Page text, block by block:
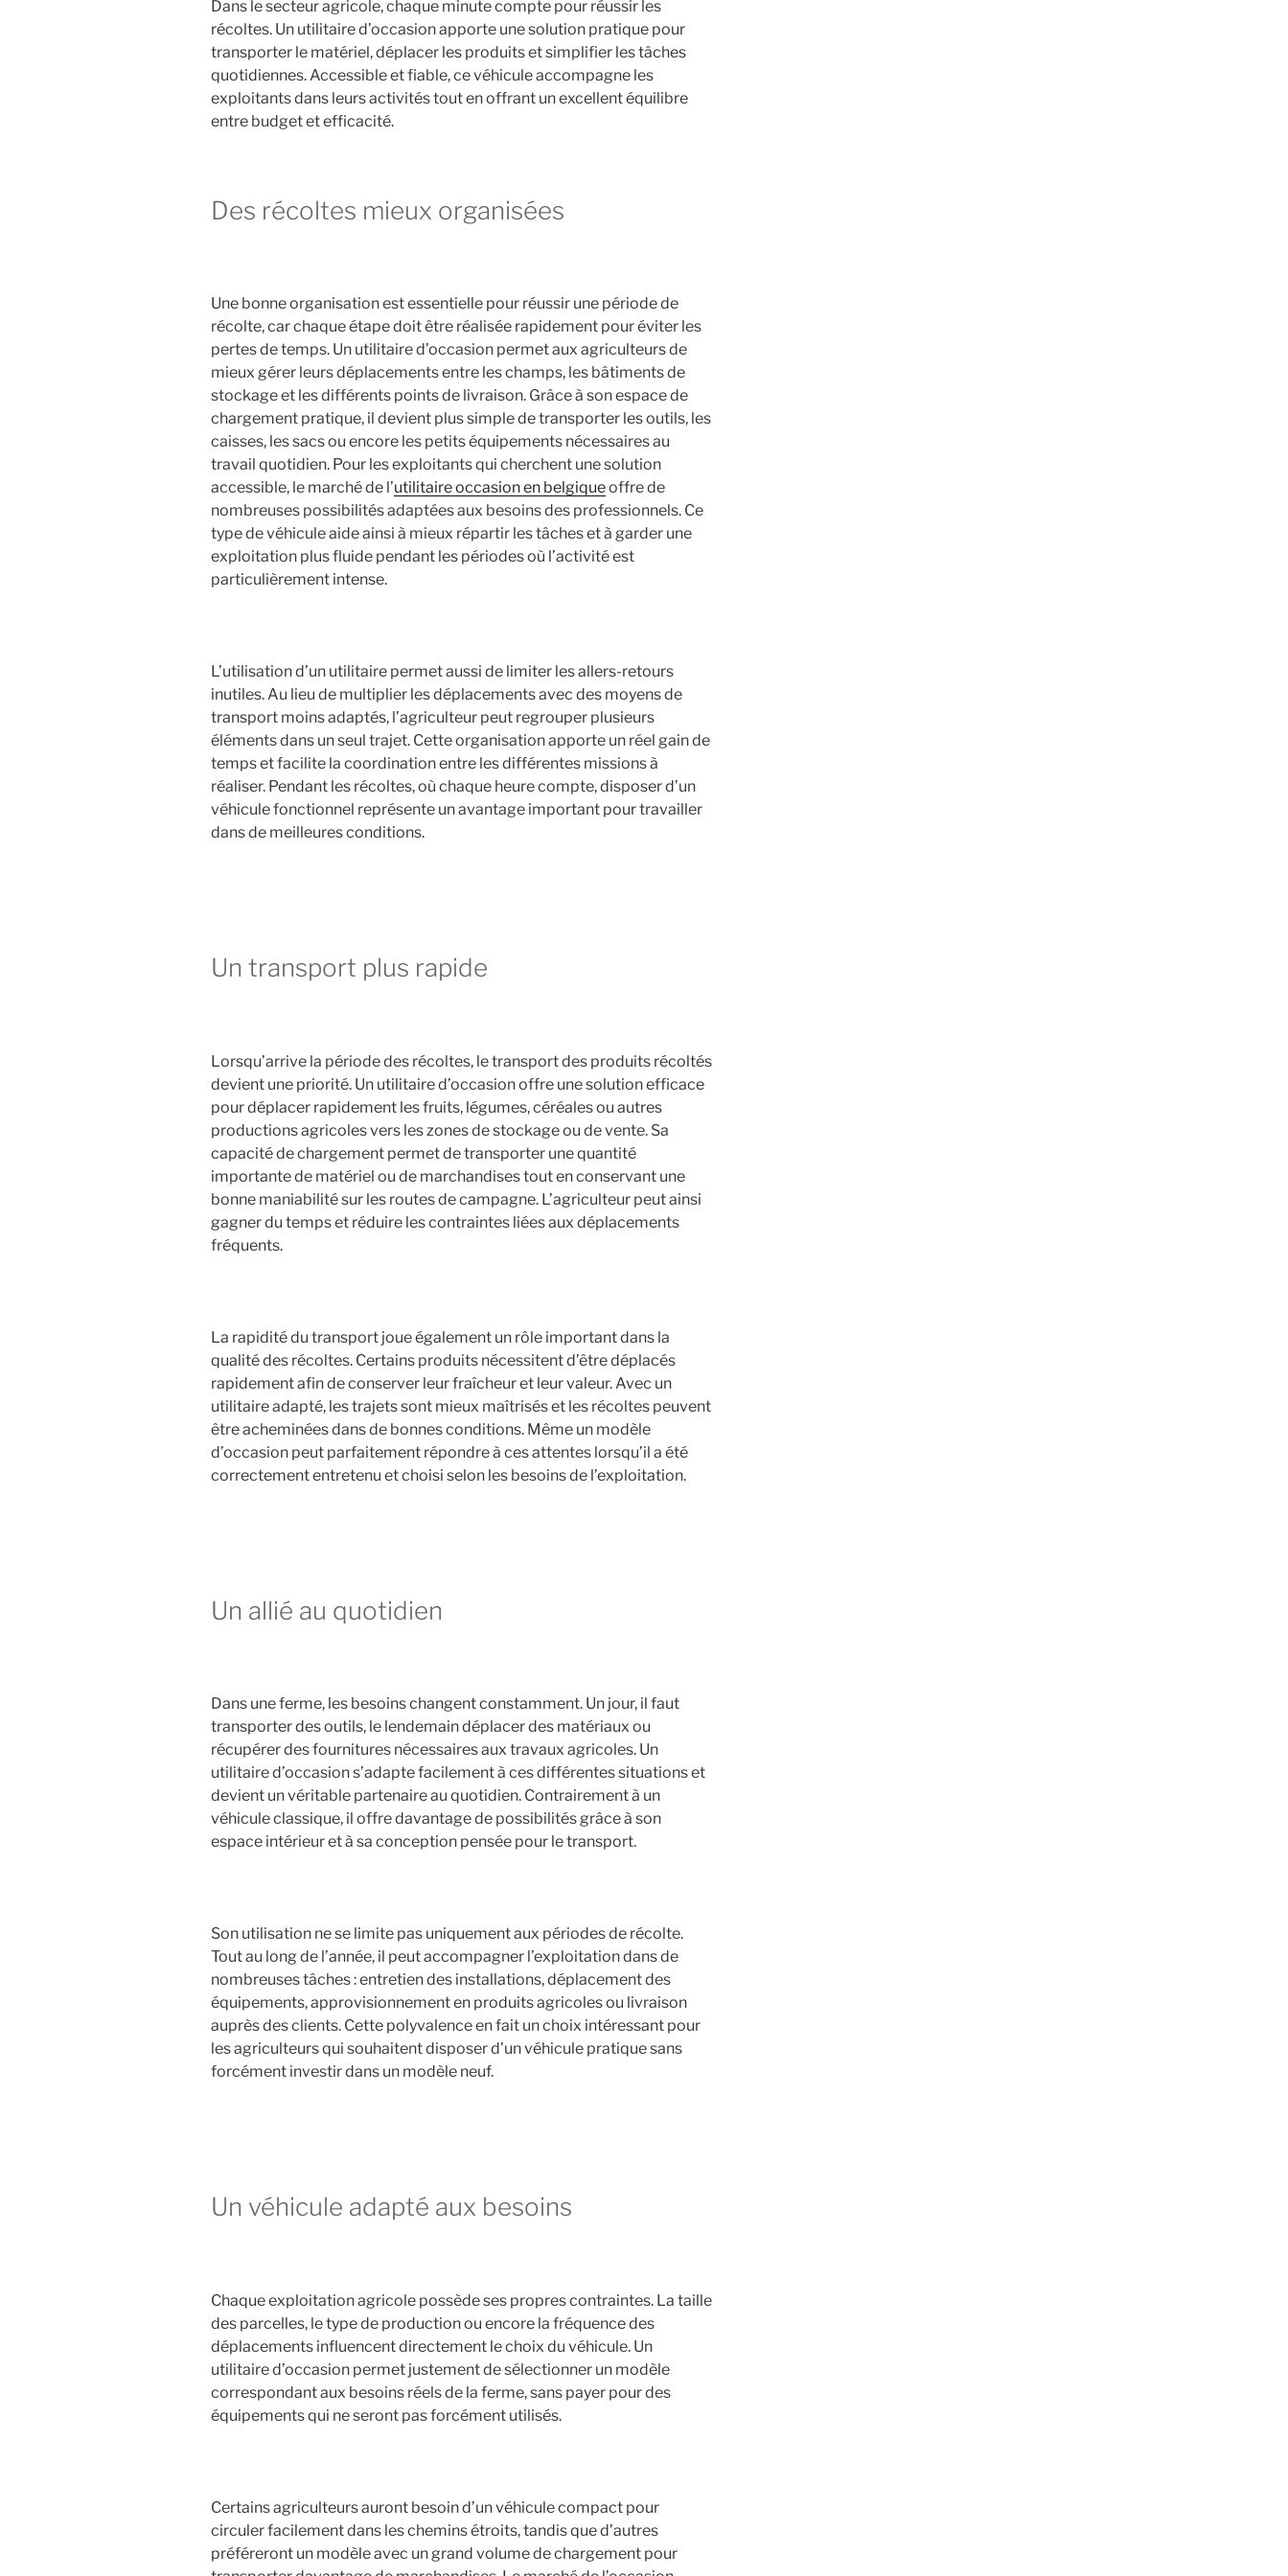
Dans le secteur agricole, chaque minute compte pour réussir les
récoltes. Un utilitaire d’occasion apporte une solution pratique pour
transporter le matériel, déplacer les produits et simplifier les tâches
quotidiennes. Accessible et fiable, ce véhicule accompagne les
exploitants dans leurs activités tout en offrant un excellent équilibre
entre budget et efficacité.
Des récoltes mieux organisées
Une bonne organisation est essentielle pour réussir une période de
récolte, car chaque étape doit être réalisée rapidement pour éviter les
pertes de temps. Un utilitaire d’occasion permet aux agriculteurs de
mieux gérer leurs déplacements entre les champs, les bâtiments de
stockage et les différents points de livraison. Grâce à son espace de
chargement pratique, il devient plus simple de transporter les outils, les
caisses, les sacs ou encore les petits équipements nécessaires au
travail quotidien. Pour les exploitants qui cherchent une solution
accessible, le marché de l’utilitaire occasion en belgiqueoffre de
nombreuses possibilités adaptées aux besoins des professionnels. Ce
type de véhicule aide ainsi à mieux répartir les tâches et à garder une
exploitation plus fluide pendant les périodes où l’activité est
particulièrement intense.
L’utilisation d’un utilitaire permet aussi de limiter les allers-retours
inutiles. Au lieu de multiplier les déplacements avec des moyens de
transport moins adaptés, l’agriculteur peut regrouper plusieurs
éléments dans un seul trajet. Cette organisation apporte un réel gain de
temps et facilite la coordination entre les différentes missions à
réaliser. Pendant les récoltes, où chaque heure compte, disposer d’un
véhicule fonctionnel représente un avantage important pour travailler
dans de meilleures conditions.
Un transport plus rapide
Lorsqu’arrive la période des récoltes, le transport des produits récoltés
devient une priorité. Un utilitaire d’occasion offre une solution efficace
pour déplacer rapidement les fruits, légumes, céréales ou autres
productions agricoles vers les zones de stockage ou de vente. Sa
capacité de chargement permet de transporter une quantité
importante de matériel ou de marchandises tout en conservant une
bonne maniabilité sur les routes de campagne. L’agriculteur peut ainsi
gagner du temps et réduire les contraintes liées aux déplacements
fréquents.
La rapidité du transport joue également un rôle important dans la
qualité des récoltes. Certains produits nécessitent d’être déplacés
rapidement afin de conserver leur fraîcheur et leur valeur. Avec un
utilitaire adapté, les trajets sont mieux maîtrisés et les récoltes peuvent
être acheminées dans de bonnes conditions. Même un modèle
d’occasion peut parfaitement répondre à ces attentes lorsqu’il a été
correctement entretenu et choisi selon les besoins de l’exploitation.
Un allié au quotidien
Dans une ferme, les besoins changent constamment. Un jour, il faut
transporter des outils, le lendemain déplacer des matériaux ou
récupérer des fournitures nécessaires aux travaux agricoles. Un
utilitaire d’occasion s’adapte facilement à ces différentes situations et
devient un véritable partenaire au quotidien. Contrairement à un
véhicule classique, il offre davantage de possibilités grâce à son
espace intérieur et à sa conception pensée pour le transport.
Son utilisation ne se limite pas uniquement aux périodes de récolte.
Tout au long de l’année, il peut accompagner l’exploitation dans de
nombreuses tâches : entretien des installations, déplacement des
équipements, approvisionnement en produits agricoles ou livraison
auprès des clients. Cette polyvalence en fait un choix intéressant pour
les agriculteurs qui souhaitent disposer d’un véhicule pratique sans
forcément investir dans un modèle neuf.
Un véhicule adapté aux besoins
Chaque exploitation agricole possède ses propres contraintes. La taille
des parcelles, le type de production ou encore la fréquence des
déplacements influencent directement le choix du véhicule. Un
utilitaire d’occasion permet justement de sélectionner un modèle
correspondant aux besoins réels de la ferme, sans payer pour des
équipements qui ne seront pas forcément utilisés.
Certains agriculteurs auront besoin d’un véhicule compact pour
circuler facilement dans les chemins étroits, tandis que d’autres
préféreront un modèle avec un grand volume de chargement pour